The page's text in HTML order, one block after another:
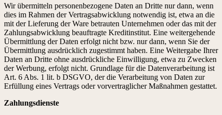
Wir übermitteln personenbezogene Daten an Dritte nur dann, wenn
dies im Rahmen der Vertragsabwicklung notwendig ist, etwa an die
mit der Lieferung der Ware betrauten Unternehmen oder das mit der
Zahlungsabwicklung beauftragte Kreditinstitut. Eine weitergehende
Übermittlung der Daten erfolgt nicht bzw. nur dann, wenn Sie der
Übermittlung ausdrücklich zugestimmt haben. Eine Weitergabe Ihrer
Daten an Dritte ohne ausdrückliche Einwilligung, etwa zu Zwecken
der Werbung, erfolgt nicht. Grundlage für die Datenverarbeitung ist
Art. 6 Abs. 1 lit. b DSGVO, der die Verarbeitung von Daten zur
Erfüllung eines Vertrags oder vorvertraglicher Maßnahmen gestattet.
Zahlungsdienste